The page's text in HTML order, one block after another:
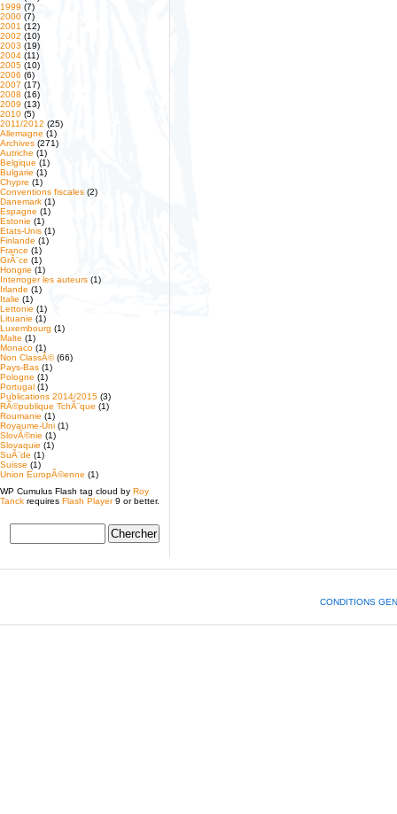
1999 (7)
2000 (7)
2001 (12)
2002 (10)
2003 (19)
2004 (11)
2005 (10)
2006 (6)
2007 (17)
2008 (16)
2009 (13)
2010 (5)
2011/2012 (25)
Allemagne (1)
Archives (271)
Autriche (1)
Belgique (1)
Bulgarie (1)
Chypre (1)
Conventions fiscales (2)
Danemark (1)
Espagne (1)
Estonie (1)
Etats-Unis (1)
Finlande (1)
France (1)
GrÃ¨ce (1)
Hongrie (1)
Interroger les auteurs (1)
Irlande (1)
Italie (1)
Lettonie (1)
Lituanie (1)
Luxembourg (1)
Malte (1)
Monaco (1)
Non ClassÃ©(66)
Pays-Bas (1)
Pologne (1)
Portugal (1)
Publications 2014/2015 (3)
RÃ©publique TchÃ¨que (1)
Roumanie (1)
Royaume-Uni (1)
SlovÃ©nie (1)
Slovaquie (1)
SuÃ¨de (1)
Suisse (1)
Union EuropÃ©enne (1)
WP Cumulus Flash tag cloud by Roy
Tanck requires Flash Player9 or better.
CONDITIONS